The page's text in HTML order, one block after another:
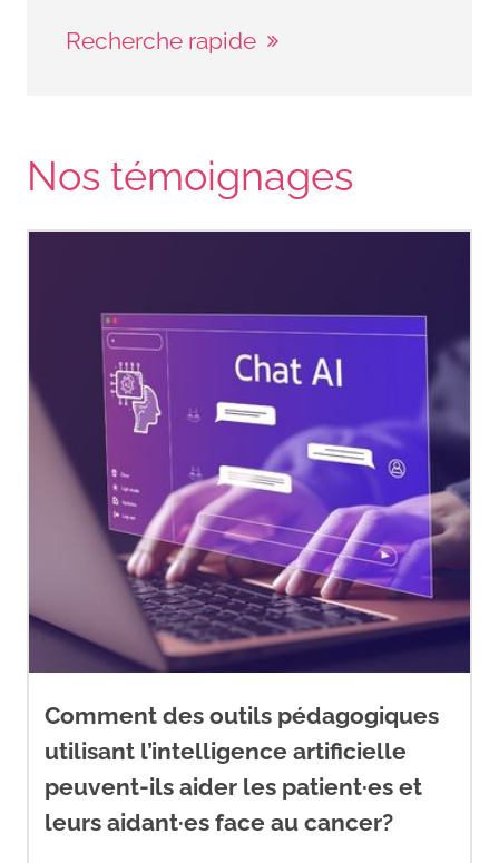
American Cancer Society.
https://www.cancer.org/cancer/
pathology/breast-cancer-
pathology.html
André, F., Ciruelos, E.,
Rubovszky, G., Campone, M.,
Loibl, S., Rugo, H. S., Iwata, H.,
Conte, P., Mayer, I. A., Kaufman,
B., Yamashita, T., Lu, Y. S., Inoue,
K., Takahashi, M., Pápai, Z.,
Longin, A. S., Mills, D., Wilke, C.,
Hirawat, S., Juric, D., … SOLAR-1
forPIK3CA-mutated, hormone
receptor-positive advanced
breast cancer.The New
England journal of Medicine
Recherche rapide
Nos témoignages
Comment des outils pédagogiques
utilisant l’intelligence artificielle
peuvent-ils aider les patient·es et
leurs aidant·es face au cancer?